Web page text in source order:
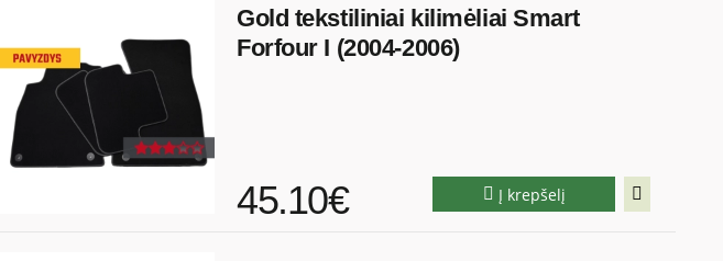
Gold tekstiliniai kilimėliai Smart
Forfour I (2004-2006)
45.10€ Į krepšelį